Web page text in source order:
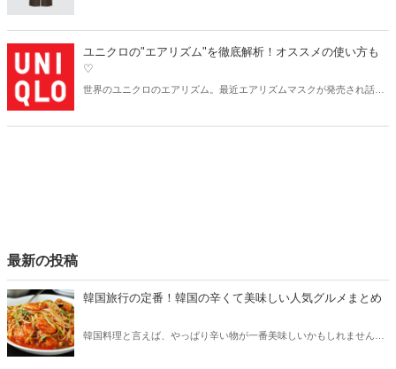
ジェイ）」のおすすめアイテムをレディースとメンズに分けてご紹介
します♡
ユニクロの"エアリズム"を徹底解析！オススメの使い方も
♡
世界のユニクロのエアリズム。最近エアリズムマスクが発売され話題
最新の投稿
韓国旅行の定番！韓国の辛くて美味しい人気グルメまとめ
韓国料理と言えば、やっぱり辛い物が一番美味しいかもしれません。